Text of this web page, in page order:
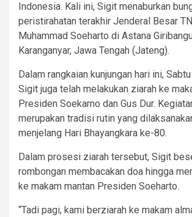
Indonesia. Kali ini, Sigit menaburkan
peristirahatan terakhir Jenderal Besar
Muhammad Soeharto di Astana
Karanganyar, Jawa Tengah (Jateng).
Dalam rangkaian kunjungan hari ini,
Sigit juga telah melakukan ziarah ke
Presiden Soekarno dan Gus Dur.
merupakan tradisi rutin yang
menjelang Hari Bhayangkara ke-80.
Dalam prosesi ziarah tersebut, Sigit
rombongan membacakan doa hingga
ke makam mantan Presiden Soeharto.
“Tadi pagi, kami berziarah ke makam